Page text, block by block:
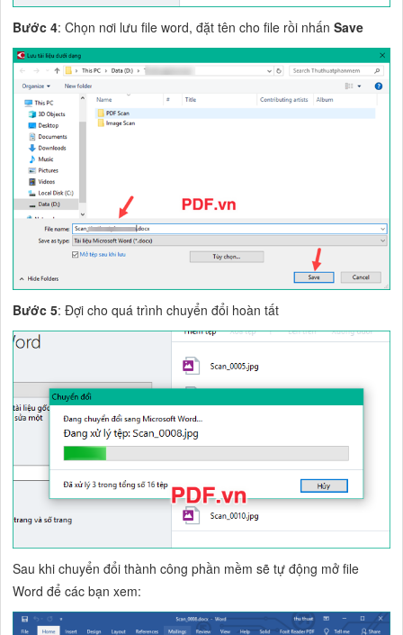
Bước 4: Chọn nơi lưu file word, đặt tên cho file rồi nhấnSave
Bước 5: Đợi cho quá trình chuyển đổi hoàn tất
Sau khi chuyển đổi thành công phần mềm sẽ tự động mở file
Word để các bạn xem: